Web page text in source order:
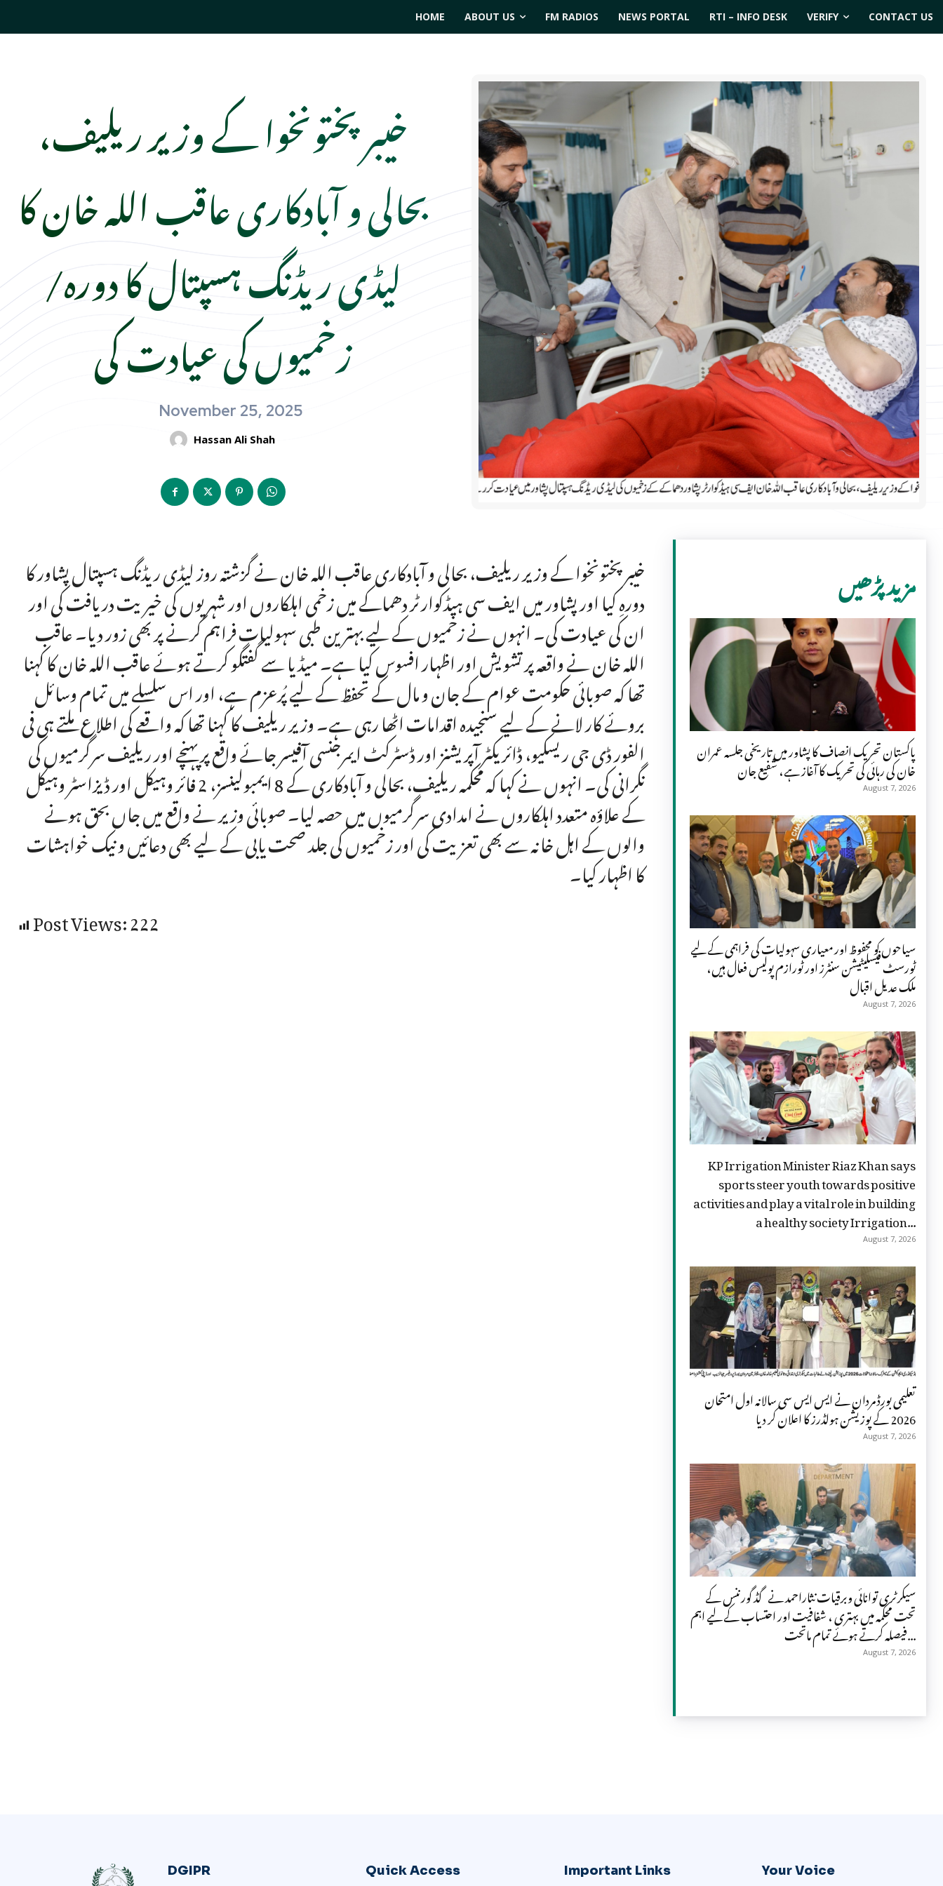
HOME ABOUT US FM RADIOS NEWS PORTAL RTI – INFO DESK VERIFY CONTACT US
خیبر پختونخوا کے وزیر ریلیف،
بحالی و آبادکاری عاقب اللہ خان کا
لیڈی ریڈنگ ہسپتال کا دورہ/
زخمیوں کی عیادت کی
November 25, 2025
Hassan Ali Shah
خیبر پختونخوا کے وزیر ریلیف، بحالی و آبادکاری عاقب اللہ خان نے گزشتہ روز لیڈی ریڈنگ ہسپتال پشاور کا
دورہِ کیا اور پشاور میں ایف سی ہیڈکوارٹر دھماکے میں زخمی اہلکاروں اور شہریوں کی خیریت دریافت کی اور
ان کی عیادت کی۔ انہوں نے زخمیوں کے لیے بہترین طبی سہولیات فراہم کرنے پر بھی زور دیا۔ عاقب
اللہ خان نے واقعہ پر تشویش اور اظہار افسوس کیا ہے۔ میڈیا سے گفتگو کرتے ہوئے عاقب اللہ خان کا کہنا
تھا کہ صوبائی حکومت عوام کے جان و مال کے تحفظ کے لیے پُرعزم ہے، اور اس سلسلے میں تمام وسائل
بروئے کار لانے کے لیے سنجیدہ اقدامات اٹھا رہی ہے۔ وزیر ریلیف کا کہنا تھا کہ واقعے کی اطلاع ملتے ہی فی
الفور ڈی جی ریسکیو، ڈائریکٹر آپریشنز اور ڈسٹرکٹ ایمرجنسی آفیسر جائے واقع پرپہنچے اور ریلیف سرگرمیوں کی
نگرانی کی۔ انہوں نے کہا کہ محکمہ ریلیف، بحالی و آبادکاری کے 8 ایمبولینسز، 2 فائر وہیکل اور ڈیزاسٹر وہیکل
کے علاؤہ متعدد اہلکاروں نے امدادی سرگرمیوں میں حصہ لیا۔ صوبائی وزیر نے واقع میں جاں بحق ہونے
والوں کے اہل خانہ سے بھی تعزیت کی اور زخمیوں کی جلد صحت یابی کے لیے بھی دعائیں و نیک خواہشات
کا اظہار کیا۔
Post Views:222
مزید پڑھیں
پاکستان تحریک انصاف کا پشاور میں تاریخی جلسہ عمران
خان کی رہائی کی تحریک کا آغاز ہے، شفیع جان
August 7, 2026
سیاحوں کو محفوظ اور معیاری سہولیات کی فراہمی کے لیے
ٹورسٹ فیسلیٹیشن سنٹرز اور ٹورازم پولیس فعال ہیں،
ملک عدیل اقبال
August 7, 2026
KP Irrigation Minister Riaz Khan says
sports steer youth towards positive
activities and play a vital role in building
a healthy society Irrigation...
August 7, 2026
تعلیمی بورڈ مردان نے ایس ایس سی سالانہ اول امتحان
2026 کے پوزیشن ہولڈرز کا اعلان کر دیا
August 7, 2026
سیکرٹری توانائی وبرقیات نثاراحمد نے گڈ گورننس کے
تحت محکمہ میں بہتری ، شفافیت اور احتساب کے لیے اہم
فیصلہ کرتے ہوئے تمام ماتحت...
August 7, 2026
DGIPR Quick Access Important Links Your Voice